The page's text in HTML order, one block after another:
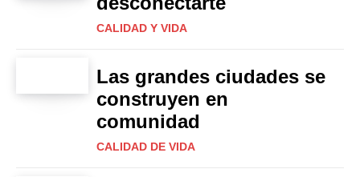
CALIDAD Y VIDA
Las grandes ciudades se
construyen en
comunidad
CALIDAD DE VIDA